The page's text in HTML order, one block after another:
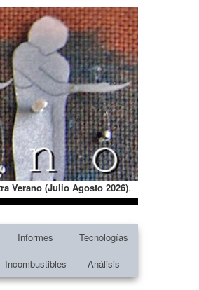
Verano (Julio Agosto 2026).
Informes
Tecnologías
Incombustibles Análisis